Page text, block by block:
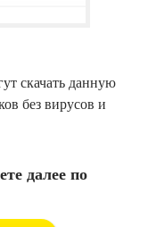
скачать данную
без вирусов и
далее по